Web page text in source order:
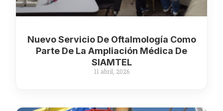
Nuevo Servicio De Oftalmología Como
Parte De La Ampliación Médica De
SIAMTEL
11 abril, 2026